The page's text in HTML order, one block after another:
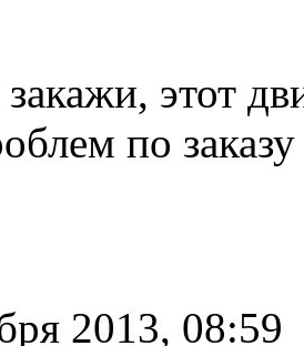
этот
по
2013, 08:59